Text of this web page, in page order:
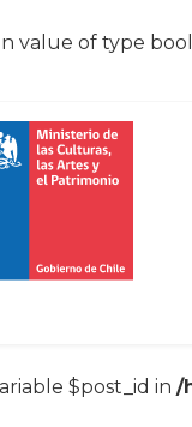
value of type
$post_id in/